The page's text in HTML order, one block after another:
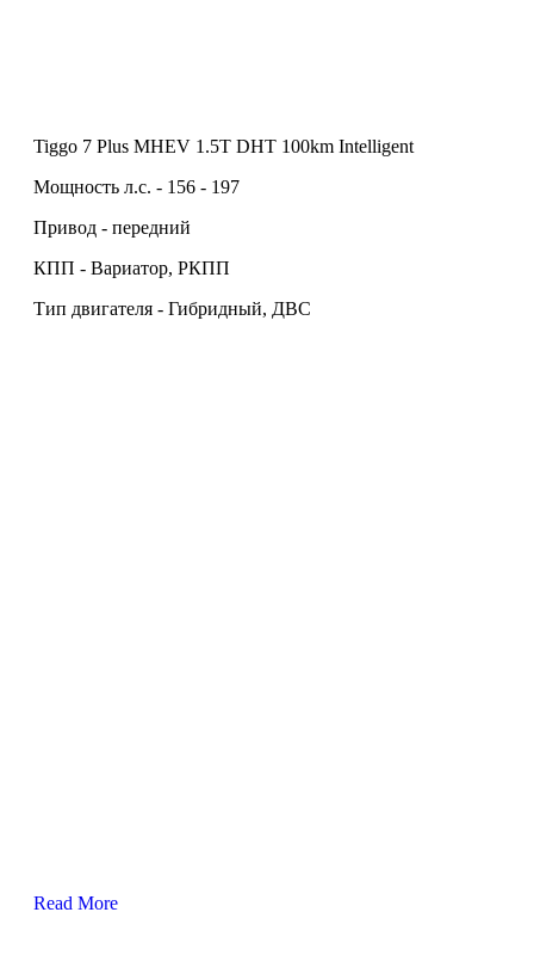
Tiggo 7 Plus MHEV 1.5T DHT 100km Intelligent
Мощность л.с. - 156 - 197
Привод - передний
КПП - Вариатор, РКПП
Тип двигателя - Гибридный, ДВС
Read More